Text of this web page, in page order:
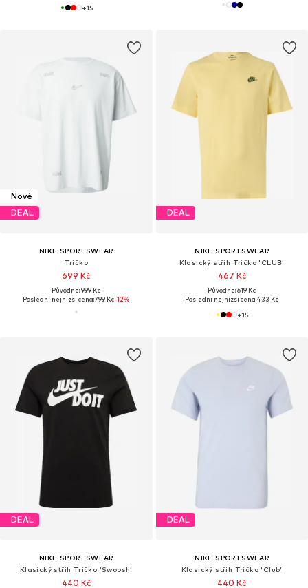
+15
Nové
DEAL
NIKE SPORTSWEAR
Tričko
699 Kč
Původně: 999 Kč
Poslední nejnižší cena:799 Kč-12%
DEAL
NIKE SPORTSWEAR
Klasický střih Tričko 'CLUB'
467 Kč
Původně: 619 Kč
Poslední nejnižší cena:433 Kč
+15
DEAL
NIKE SPORTSWEAR
Klasický střih Tričko 'Swoosh'
440 Kč
DEAL
NIKE SPORTSWEAR
Klasický střih Tričko 'Club'
440 Kč